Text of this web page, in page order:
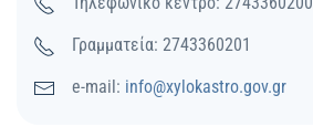
Γραμματεία: 2743360201
e-mail: info@xylokastro.gov.gr